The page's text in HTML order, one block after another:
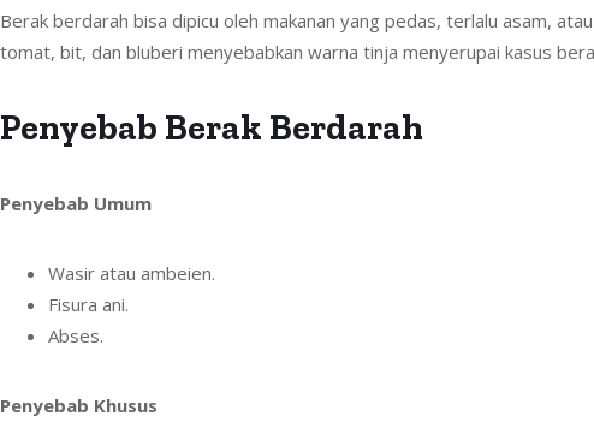
Berak berdarah bisa dipicu oleh makanan yang pedas, terlalu asam,
tomat, bit, dan bluberi menyebabkan warna tinja menyerupai kasus
Penyebab Berak Berdarah
Penyebab Umum
Wasir atau ambeien.
Fisura ani.
Abses.
Penyebab Khusus